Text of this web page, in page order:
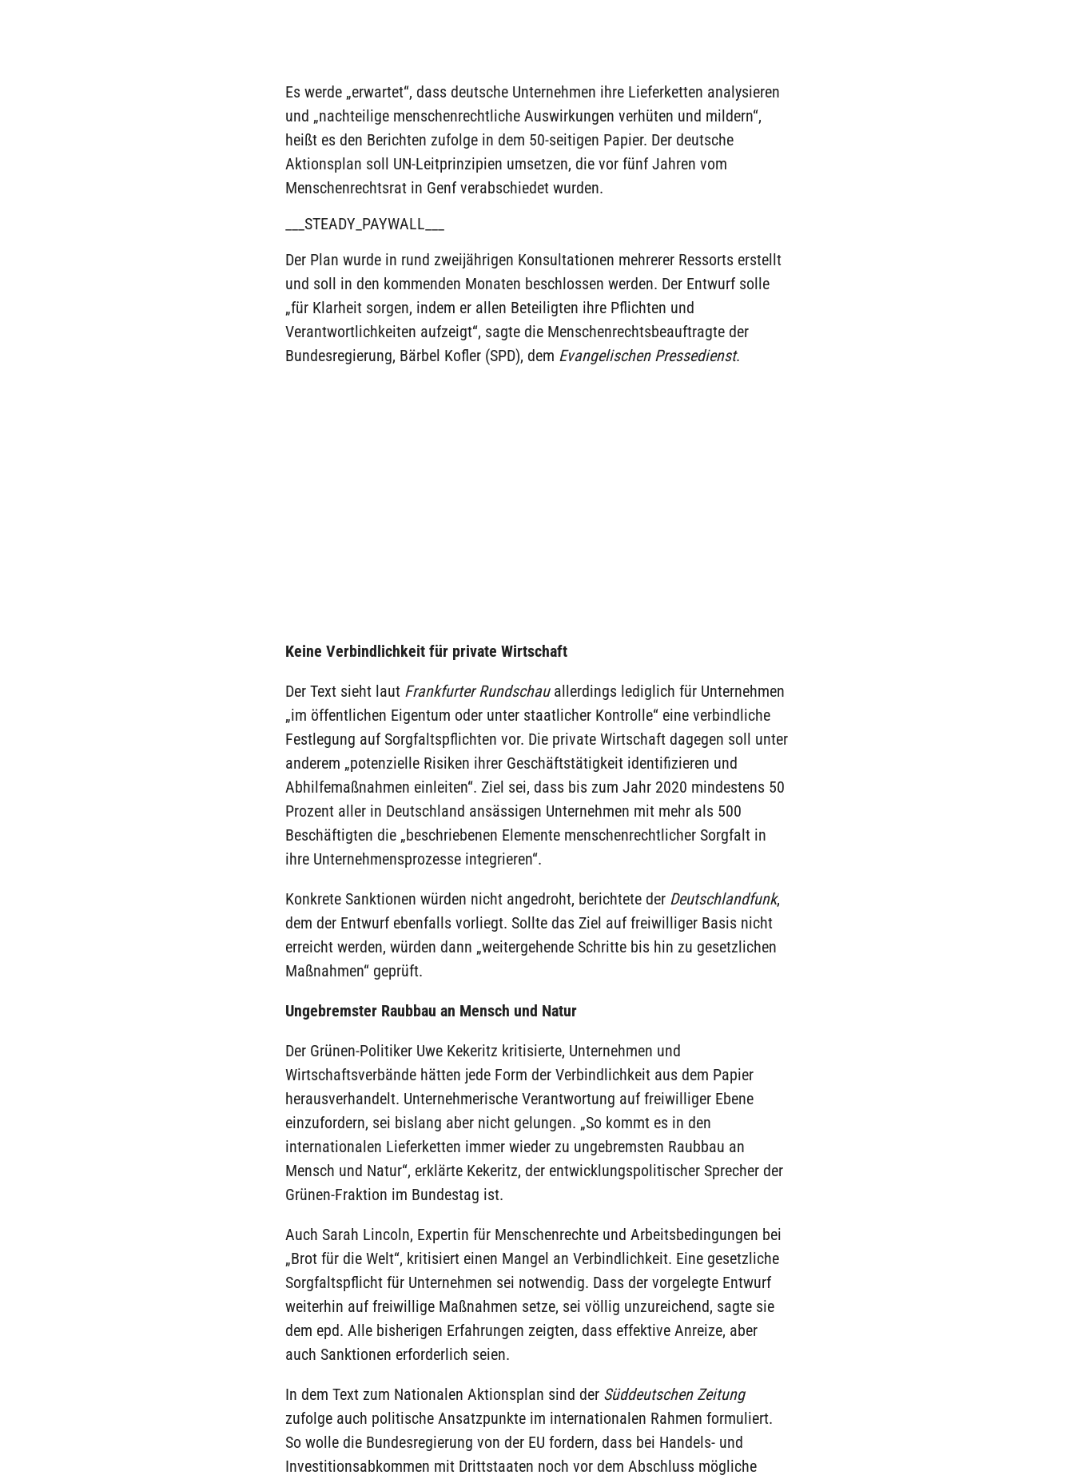
Es werde „erwartet“, dass deutsche Unternehmen ihre Lieferketten analysieren
und „nachteilige menschenrechtliche Auswirkungen verhüten und mildern“,
heißt es den Berichten zufolge in dem 50-seitigen Papier. Der deutsche
Aktionsplan soll UN-Leitprinzipien umsetzen, die vor fünf Jahren vom
Menschenrechtsrat in Genf verabschiedet wurden.
___STEADY_PAYWALL___
Der Plan wurde in rund zweijährigen Konsultationen mehrerer Ressorts erstellt
und soll in den kommenden Monaten beschlossen werden. Der Entwurf solle
„für Klarheit sorgen, indem er allen Beteiligten ihre Pflichten und
Verantwortlichkeiten aufzeigt“, sagte die Menschenrechtsbeauftragte der
Bundesregierung, Bärbel Kofler (SPD), dem Evangelischen Pressedienst.
Keine Verbindlichkeit für private Wirtschaft
Der Text sieht laut Frankfurter Rundschauallerdings lediglich für Unternehmen
„im öffentlichen Eigentum oder unter staatlicher Kontrolle“ eine verbindliche
Festlegung auf Sorgfaltspflichten vor. Die private Wirtschaft dagegen soll unter
anderem „potenzielle Risiken ihrer Geschäftstätigkeit identifizieren und
Abhilfemaßnahmen einleiten“. Ziel sei, dass bis zum Jahr 2020 mindestens 50
Prozent aller in Deutschland ansässigen Unternehmen mit mehr als 500
Beschäftigten die „beschriebenen Elemente menschenrechtlicher Sorgfalt in
ihre Unternehmensprozesse integrieren“.
Konkrete Sanktionen würden nicht angedroht, berichtete der Deutschlandfunk,
dem der Entwurf ebenfalls vorliegt. Sollte das Ziel auf freiwilliger Basis nicht
erreicht werden, würden dann „weitergehende Schritte bis hin zu gesetzlichen
Maßnahmen“ geprüft.
Ungebremster Raubbau an Mensch und Natur
Der Grünen-Politiker Uwe Kekeritz kritisierte, Unternehmen und
Wirtschaftsverbände hätten jede Form der Verbindlichkeit aus dem Papier
herausverhandelt. Unternehmerische Verantwortung auf freiwilliger Ebene
einzufordern, sei bislang aber nicht gelungen. „So kommt es in den
internationalen Lieferketten immer wieder zu ungebremsten Raubbau an
Mensch und Natur“, erklärte Kekeritz, der entwicklungspolitischer Sprecher der
Grünen-Fraktion im Bundestag ist.
Auch Sarah Lincoln, Expertin für Menschenrechte und Arbeitsbedingungen bei
„Brot für die Welt“, kritisiert einen Mangel an Verbindlichkeit. Eine gesetzliche
Sorgfaltspflicht für Unternehmen sei notwendig. Dass der vorgelegte Entwurf
weiterhin auf freiwillige Maßnahmen setze, sei völlig unzureichend, sagte sie
dem epd. Alle bisherigen Erfahrungen zeigten, dass effektive Anreize, aber
auch Sanktionen erforderlich seien.
In dem Text zum Nationalen Aktionsplan sind der Süddeutschen Zeitung
zufolge auch politische Ansatzpunkte im internationalen Rahmen formuliert.
So wolle die Bundesregierung von der EU fordern, dass bei Handels- und
Investitionsabkommen mit Drittstaaten noch vor dem Abschluss mögliche